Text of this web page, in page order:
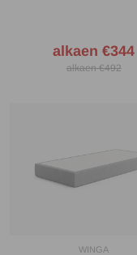
alkaen €344
alkaen €492
WINGA